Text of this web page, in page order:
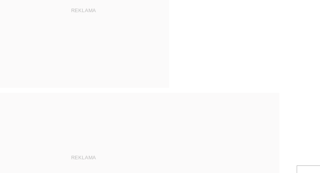
REKLAMA
REKLAMA